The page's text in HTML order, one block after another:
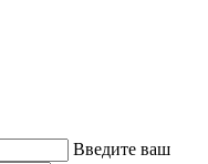
Введите ваш